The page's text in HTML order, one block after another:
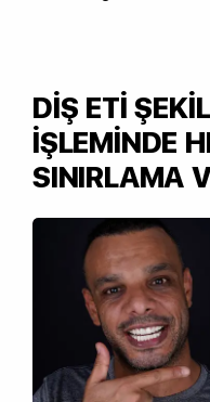
DİŞ ETİ
İŞLEMİNDE
SINIRLAMA